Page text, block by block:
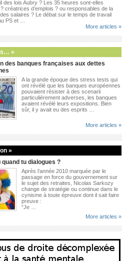
des lois Aubry ? Les 35 heures sont-elles
créatrices d’emplois ? ou responsables de la
salaires ? Le débat sur le temps de travail
PS et …
More articles »
»
des banques françaises aux dettes
A la grande époque des stress tests qui
ont révélé que les banques européennes
pouvaient résister à des scenarii
particulièrement adverses, les banques
avaient révélé leurs expositions. Bien
sûr, il y avait eu des esprits …
More articles »
»
quand tu dialogues ?
Après l’année 2010 marquée par le
passage en force du gouvernement sur
le sujet des retraites, Nicolas Sarkozy
change de stratégie ou continue dans le
cynisme à toute épreuve dont il sait faire
preuve :
“Je …
More articles »